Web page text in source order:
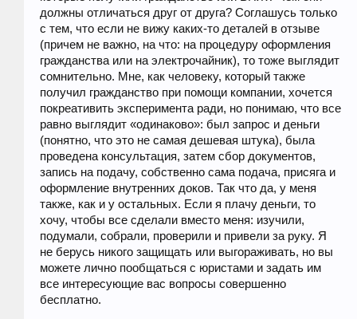
должны отличаться друг от друга? Соглашусь только
с тем, что если не вижу каких-то деталей в отзыве
(причем не важно, на что: на процедуру оформления
гражданства или на электрочайник), то тоже выглядит
сомнительно. Мне, как человеку, который также
получил гражданство при помощи компании, хочется
покреативить эксперимента ради, но понимаю, что все
равно выглядит «одинаково»: был запрос и деньги
(понятно, что это не самая дешевая штука), была
проведена консультация, затем сбор документов,
запись на подачу, собственно сама подача, присяга и
оформление внутренних доков. Так что да, у меня
также, как и у остальных. Если я плачу деньги, то
хочу, чтобы все сделали вместо меня: изучили,
подумали, собрали, проверили и привели за руку. Я
не берусь никого защищать или выгораживать, но вы
можете лично пообщаться с юристами и задать им
все интересующие вас вопросы совершенно
бесплатно.